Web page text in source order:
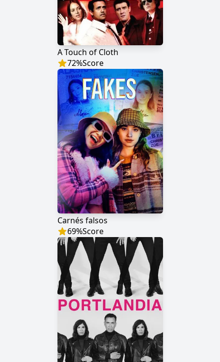
A Touch of Cloth
72%Score
Carnés falsos
69%Score